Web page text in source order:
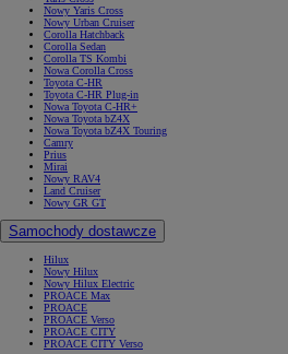
Nowy Yaris Cross
Nowy Urban Cruiser
Corolla Hatchback
Corolla Sedan
Corolla TS Kombi
Nowa Corolla Cross
Toyota C-HR
Toyota C-HR Plug-in
Nowa Toyota C-HR+
Nowa Toyota bZ4X
Nowa Toyota bZ4X Touring
Camry
Prius
Mirai
Nowy RAV4
Land Cruiser
Nowy GR GT
Samochody dostawcze
Hilux
Nowy Hilux
Nowy Hilux Electric
PROACE Max
PROACE
PROACE Verso
PROACE CITY
PROACE CITY Verso